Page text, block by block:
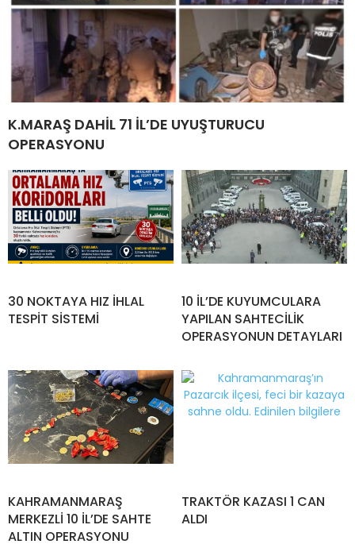
K.MARAŞ DAHİL 71 İL’DE UYUŞTURUCU
OPERASYONU
30 NOKTAYA HIZ İHLAL
TESPİT SİSTEMİ
10 İL’DE KUYUMCULARA
YAPILAN SAHTECİLİK
OPERASYONUN DETAYLARI
KAHRAMANMARAŞ
MERKEZLİ 10 İL’DE SAHTE
ALTIN OPERASYONU
TRAKTÖR KAZASI 1 CAN
ALDI